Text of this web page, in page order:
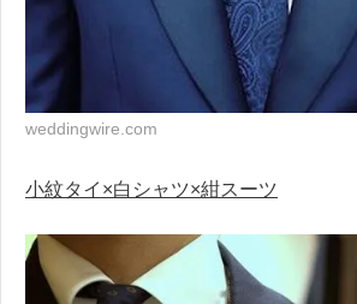
weddingwire.com
小紋タイ×白シャツ×紺スーツ